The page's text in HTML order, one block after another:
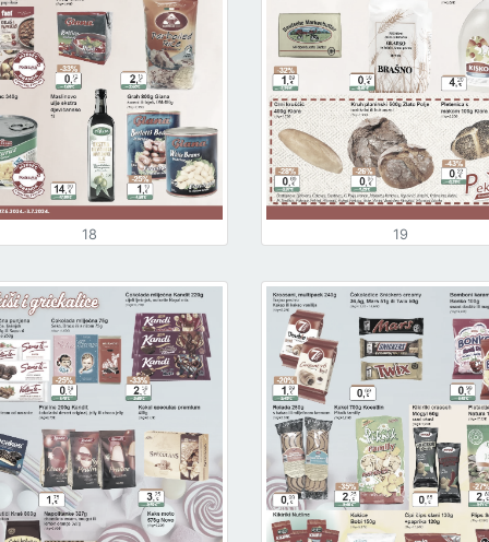
18 19